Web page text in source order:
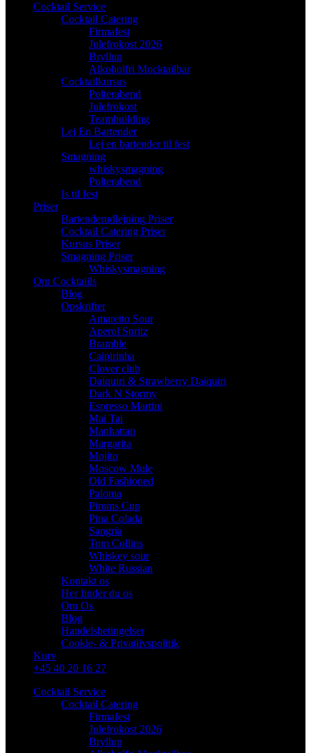
Cocktail Service
Cocktail Catering
Firmafest
Julefrokost 2026
Bryllup
Alkoholfri Mocktailbar
Cocktailkursus
Polterabend
Julefrokost
Teambuilding
Lej En Bartender
Lej en bartender til fest
Smagning
whiskysmagning
Polterabend
Is til fest
Priser
Bartenderudlejning Priser
Cocktail Catering Priser
Kursus Priser
Smagning Priser
Whiskysmagning
Om Cocktaiils
Blog
Opskrifter
Amaretto Sour
Aperol Spritz
Bramble
Caipirinha
Clover club
Daiquiri & Strawberry Daiquiri
Dark N Stormy
Espresso Martini
Mai Tai
Manhattan
Margarita
Mojito
Moscow Mule
Old Fashioned
Paloma
Pimms Cup
Pina Colada
Sangria
Tom Collins
Whiskey sour
White Russian
Kontakt os
Her finder du os
Om Os
Blog
Handelsbetingelser
Cookie- & Privatlivspolitik
Kurv
+45 40 20 16 27
Cocktail Service
Cocktail Catering
Firmafest
Julefrokost 2026
Bryllup